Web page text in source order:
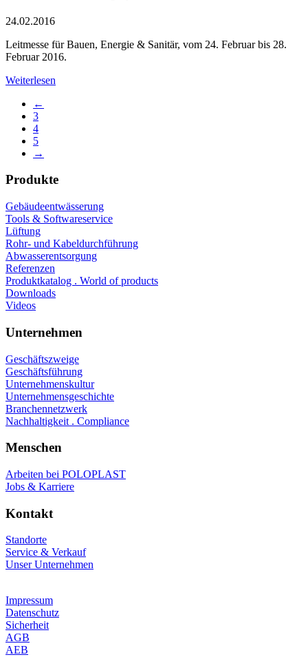
24.02.2016
Leitmesse für Bauen, Energie & Sanitär, vom 24. Februar bis 28.
Februar 2016.
Weiterlesen
←
3
4
5
→
Produkte
Gebäudeentwässerung
Tools & Softwareservice
Lüftung
Rohr- und Kabeldurchführung
Abwasserentsorgung
Referenzen
Produktkatalog . World of products
Downloads
Videos
Unternehmen
Geschäftszweige
Geschäftsführung
Unternehmenskultur
Unternehmensgeschichte
Branchennetzwerk
Nachhaltigkeit . Compliance
Menschen
Arbeiten bei POLOPLAST
Jobs & Karriere
Kontakt
Standorte
Service & Verkauf
Unser Unternehmen
Impressum
Datenschutz
Sicherheit
AGB
AEB